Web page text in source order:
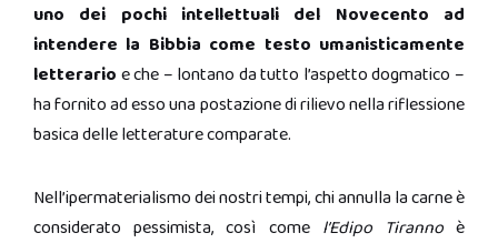
uno dei pochi intellettuali del Novecento ad
intendere la Bibbia come testo umanisticamente
letterario e che – lontano da tutto l’aspetto dogmatico –
ha fornito ad esso una postazione di rilievo nella riflessione
basica delle letterature comparate.
Nell’ipermaterialismo dei nostri tempi, chi annulla la carne è
considerato pessimista, così come l’Edipo Tirannoè